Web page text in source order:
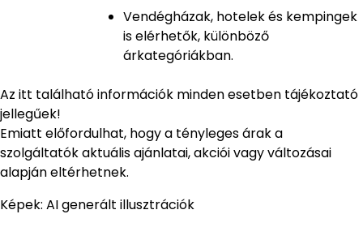
Vendégházak, hotelek és kempingek
is elérhetők, különböző
árkategóriákban.
Az itt található információk minden esetben tájékoztató
jellegűek!
Emiatt előfordulhat, hogy a tényleges árak a
szolgáltatók aktuális ajánlatai, akciói vagy változásai
alapján eltérhetnek.
Képek: AI generált illusztrációk